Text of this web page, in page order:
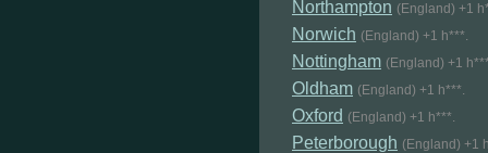
Northampton (England) +1
Norwich (England) +1 h***.
Nottingham (England) +1
Oldham (England) +1 h***.
Oxford (England) +1 h***.
Peterborough (England) +1